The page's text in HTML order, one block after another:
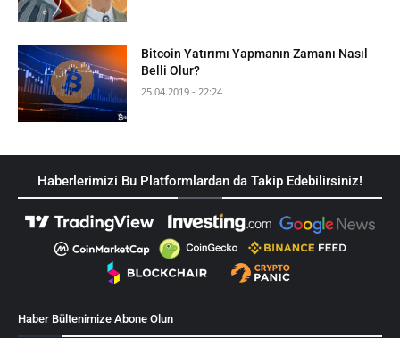
Bitcoin Yatırımı Yapmanın Zamanı Nasıl
Belli Olur?
25.04.2019 - 22:24
Haberlerimizi Bu Platformlardan da Takip Edebilirsiniz!
Haber Bültenimize Abone Olun